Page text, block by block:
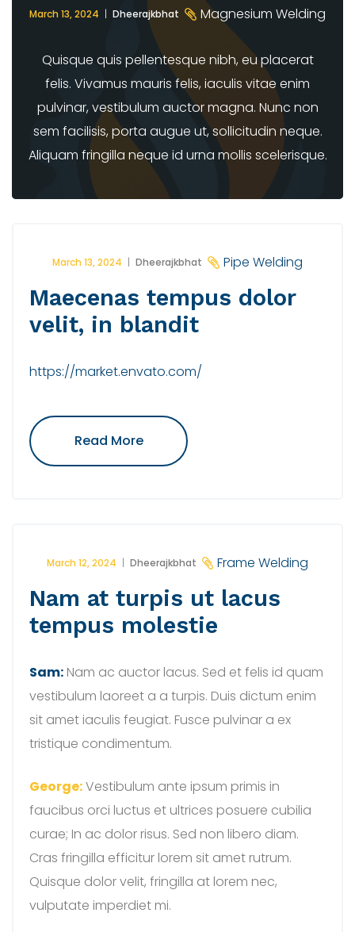
March 13, 2024 Dheerajkbhat Magnesium Welding
Quisque quis pellentesque nibh, eu placerat
felis. Vivamus mauris felis, iaculis vitae enim
pulvinar, vestibulum auctor magna. Nunc non
sem facilisis, porta augue ut, sollicitudin neque.
Aliquam fringilla neque id urna mollis scelerisque.
March 13, 2024 Dheerajkbhat Pipe Welding
Maecenas tempus dolor
velit, in blandit
https://market.envato.com/
Read More"Maecenas
Tempus
Dolor
March 12, 2024 Dheerajkbhat Frame Welding
Nam at turpis ut lacus
tempus molestie
Sam: Nam ac auctor lacus. Sed et felis id quam
vestibulum laoreet a a turpis. Duis dictum enim
sit amet iaculis feugiat. Fusce pulvinar a ex
tristique condimentum.
George:Vestibulum ante ipsum primis in
faucibus orci luctus et ultrices posuere cubilia
curae; In ac dolor risus. Sed non libero diam.
Cras fringilla efficitur lorem sit amet rutrum.
Quisque dolor velit, fringilla at lorem nec,
vulputate imperdiet mi.